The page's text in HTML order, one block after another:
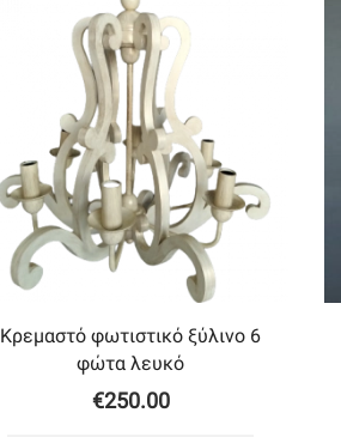
Κρεμαστό φωτιστικό ξύλινο 6
φώτα λευκό
€250.00